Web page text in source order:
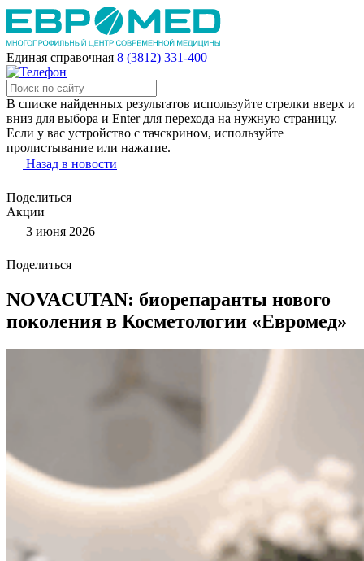
Единая справочная 8 (3812) 331-400
В списке найденных результатов используйте стрелки вверх и
вниз для выбора и Enter для перехода на нужную страницу.
Если у вас устройство с тачскрином, используйте
пролистывание или нажатие.
Назад в новости
Поделиться
Акции
3 июня 2026
Поделиться
NOVAСUTAN: биорепаранты нового
поколения в Косметологии «Евромед»